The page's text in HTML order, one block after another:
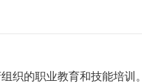
的职业教育和技能培训。